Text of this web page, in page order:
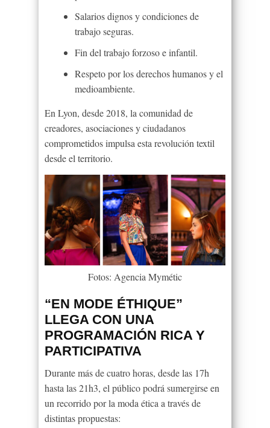
Salarios dignos y condiciones de
trabajo seguras.
Fin del trabajo forzoso e infantil.
Respeto por los derechos humanos y el
medioambiente.
En Lyon, desde 2018, la comunidad de
creadores, asociaciones y ciudadanos
comprometidos impulsa esta revolución textil
desde el territorio.
Fotos: Agencia Mymétic
“EN MODE ÉTHIQUE”
LLEGA CON UNA
PROGRAMACIÓN RICA Y
PARTICIPATIVA
Durante más de cuatro horas, desde las 17h
hasta las 21h3, el público podrá sumergirse en
un recorrido por la moda ética a través de
distintas propuestas: